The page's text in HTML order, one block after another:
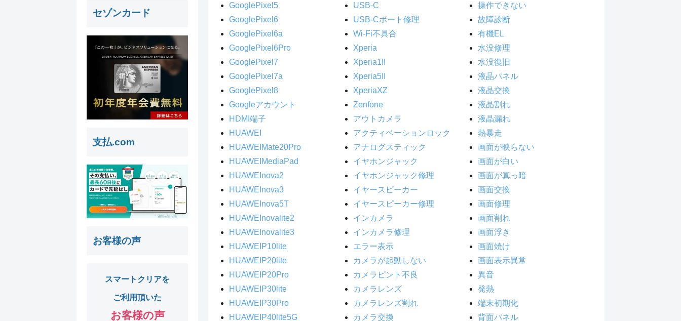
GooglePixel5
GooglePixel6
GooglePixel6a
GooglePixel6Pro
GooglePixel7
GooglePixel7a
GooglePixel8
Googleアカウント
HDMI端子
HUAWEI
HUAWEIMate20Pro
HUAWEIMediaPad
HUAWEInova2
HUAWEInova3
HUAWEInova5T
HUAWEInovalite2
HUAWEInovalite3
HUAWEIP10lite
HUAWEIP20lite
HUAWEIP20Pro
HUAWEIP30lite
HUAWEIP30Pro
HUAWEIP40lite5G
USB-C
USB-Cポート修理
Wi-Fi不具合
Xperia
Xperia1II
Xperia5II
XperiaXZ
Zenfone
アウトカメラ
アクティベーションロック
アナログスティック
イヤホンジャック
イヤホンジャック修理
イヤースピーカー
イヤースピーカー修理
インカメラ
インカメラ修理
エラー表示
カメラが起動しない
カメラピント不良
カメラレンズ
カメラレンズ割れ
カメラ交換
操作できない
故障診断
有機EL
水没修理
水没復旧
液晶パネル
液晶交換
液晶割れ
液晶漏れ
熱暴走
画面が映らない
画面が白い
画面が真っ暗
画面交換
画面修理
画面割れ
画面浮き
画面焼け
画面表示異常
異音
発熱
端末初期化
背面パネル
セゾンカード
支払.com
お客様の声
スマートクリアを
ご利用頂いた
お客様の声